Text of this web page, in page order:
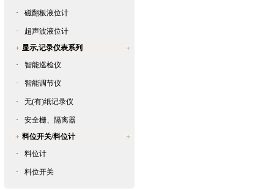
· 磁翻板液位计
·
超声波液位计
显示,记录仪表系列
·
智能巡检仪
· 智能调节仪
· 无(有)纸记录仪
·
安全栅、隔离器
料位开关/料位计
·
料位计
· 料位开关